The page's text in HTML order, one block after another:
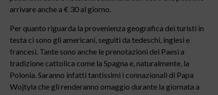
arrivare anche a € 30 al giorno.
Per quanto riguarda la provenienza geografica dei turisti in
testa ci sono gli americani, seguiti da tedeschi, inglesi e
francesi. Tante sono anche le prenotazioni dei Paesi a
tradizione cattolica come la Spagna e, naturalmente, la
Polonia. Saranno infatti tantissimi i connazionali di Papa
Wojtyla che gli renderanno omaggio durante la giornata a